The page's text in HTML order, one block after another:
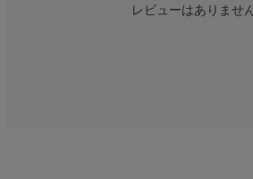
レビューはありません